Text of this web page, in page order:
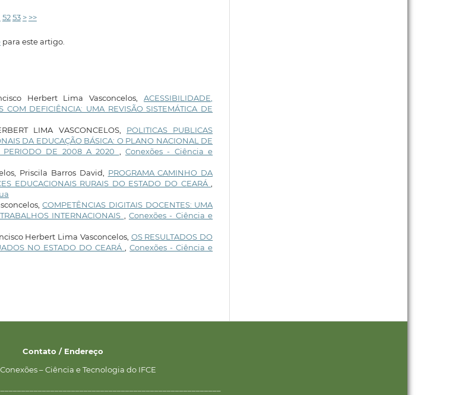
5253 > >>
para este artigo.
Herbert Lima Vasconcelos,ACESSIBILIDADE,
DEFICIÊNCIA: UMA REVISÃO SISTEMÁTICA DE
LIMA VASCONCELOS, POLITICAS PUBLICAS
DA EDUCAÇÃO BÁSICA: O PLANO NACIONAL DE
PERIODO DE 2008 A 2020 ,Conexões - Ciência e
Priscila Barros David, PROGRAMA CAMINHO DA
EDUCACIONAIS RURAIS DO ESTADO DO CEARÁ,
COMPETÊNCIAS DIGITAIS DOCENTES: UMA
INTERNACIONAIS , Conexões - Ciência e
Herbert Lima Vasconcelos, OS RESULTADOS DO
NO ESTADO DO CEARÁ,Conexões - Ciência e
Contato / Endereço
– Ciência e Tecnologia do IFCE